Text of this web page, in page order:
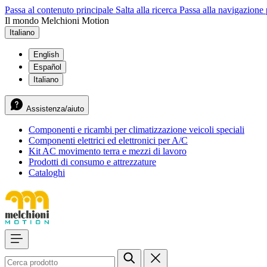
Passa al contenuto principale Salta alla ricerca Passa alla
Il mondo Melchioni Motion
Italiano
English
Español
Italiano
Assistenza/aiuto
Componenti e ricambi per climatizzazione veicoli speciali
Componenti elettrici ed elettronici per A/C
Kit AC movimento terra e mezzi di lavoro
Prodotti di consumo e attrezzature
Cataloghi